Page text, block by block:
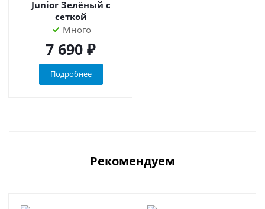
Junior Зелёный с
сеткой
Много
7 690 ₽
Подробнее
Рекомендуем